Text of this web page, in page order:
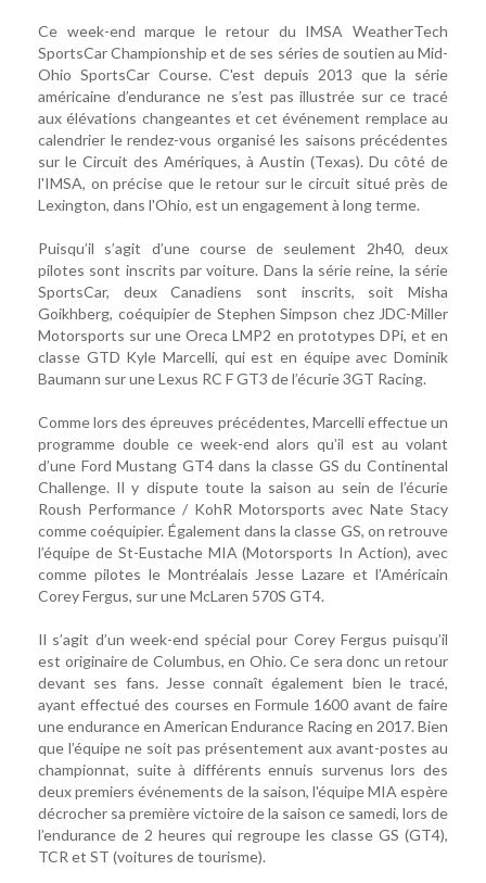
Ce week-end marque le retour du IMSA WeatherTech
SportsCar Championship et de ses séries de soutien au Mid-
Ohio SportsCar Course. C'est depuis 2013 que la série
américaine d’endurance ne s’est pas illustrée sur ce tracé
aux élévations changeantes et cet événement remplace au
calendrier le rendez-vous organisé les saisons précédentes
sur le Circuit des Amériques, à Austin (Texas). Du côté de
l'IMSA, on précise que le retour sur le circuit situé près de
Lexington, dans l'Ohio, est un engagement à long terme.
Puisqu’il s’agit d’une course de seulement 2h40, deux
pilotes sont inscrits par voiture. Dans la série reine, la série
SportsCar, deux Canadiens sont inscrits, soit Misha
Goikhberg, coéquipier de Stephen Simpson chez JDC-Miller
Motorsports sur une Oreca LMP2 en prototypes DPi, et en
classe GTD Kyle Marcelli, qui est en équipe avec Dominik
Baumann sur une Lexus RC F GT3 de l’écurie 3GT Racing.
Comme lors des épreuves précédentes, Marcelli effectue un
programme double ce week-end alors qu’il est au volant
d’une Ford Mustang GT4 dans la classe GS du Continental
Challenge. Il y dispute toute la saison au sein de l’écurie
Roush Performance / KohR Motorsports avec Nate Stacy
comme coéquipier. Également dans la classe GS, on retrouve
l’équipe de St-Eustache MIA (Motorsports In Action), avec
comme pilotes le Montréalais Jesse Lazare et l’Américain
Corey Fergus, sur une McLaren 570S GT4.
Il s’agit d’un week-end spécial pour Corey Fergus puisqu’il
est originaire de Columbus, en Ohio. Ce sera donc un retour
devant ses fans. Jesse connaît également bien le tracé,
ayant effectué des courses en Formule 1600 avant de faire
une endurance en American Endurance Racing en 2017. Bien
que l’équipe ne soit pas présentement aux avant-postes au
championnat, suite à différents ennuis survenus lors des
deux premiers événements de la saison, l'équipe MIA espère
décrocher sa première victoire de la saison ce samedi, lors de
l’endurance de 2 heures qui regroupe les classe GS (GT4),
TCR et ST (voitures de tourisme).